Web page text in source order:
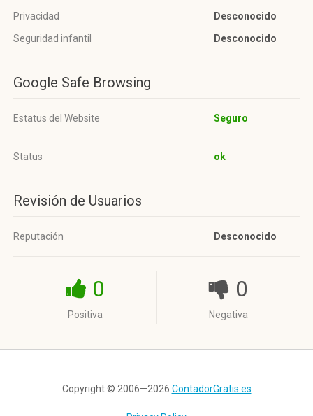
Privacidad
Desconocido
Seguridad infantil
Desconocido
Google Safe Browsing
Estatus del Website Seguro
Status ok
Revisión de Usuarios
Reputación Desconocido
0
Positiva
0
Negativa
Copyright © 2006—2026 ContadorGratis.es